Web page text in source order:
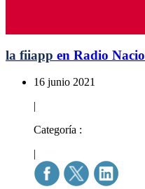
la fiiapp en Radio
16 junio 2021
|
Categoría :
|